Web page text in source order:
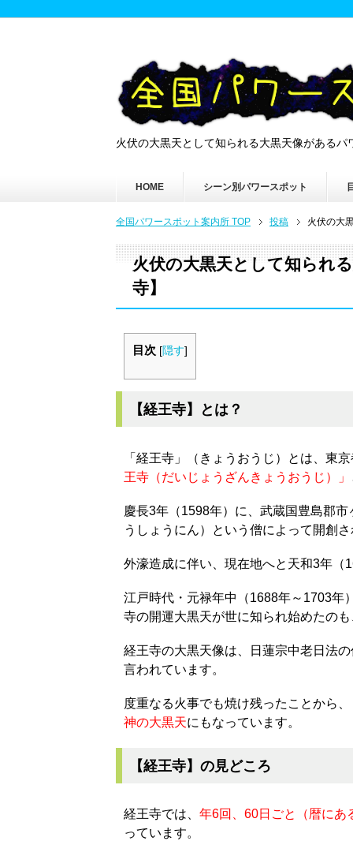
火伏の大黒天として知られる大黒天像があるパ
HOME シーン別パワースポット
全国パワースポット案内所 TOP 投稿 火伏の大
火伏の大黒天として知られ
寺】
目次 [隠す]
【経王寺】とは？
「経王寺」（きょうおうじ）とは、東
王寺（だいじょうざんきょうおうじ）」
慶長3年（1598年）に、武蔵国豊島郡
うしょうにん）という僧によって開創
外濠造成に伴い、現在地へと天和3年（
江戸時代・元禄年中（1688年～1703年
寺の開運大黒天が世に知られ始めたの
経王寺の大黒天像は、日蓮宗中老日法
言われています。
度重なる火事でも焼け残ったことから、
神の大黒天にもなっています。
【経王寺】の見どころ
経王寺では、 年6回、60日ごと（暦にあ
っています。